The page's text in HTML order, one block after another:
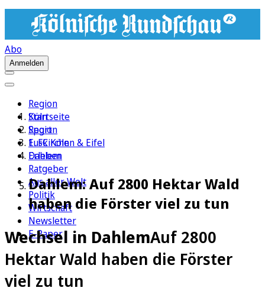
Abo
Anmelden
Region
Köln
Sport
1. FC Köln
Erleben
Ratgeber
Aus aller Welt
Politik
Wirtschaft
Newsletter
E-Paper
Startseite
Region
Euskirchen & Eifel
Dahlem
Dahlem: Auf 2800 Hektar Wald
haben die Förster viel zu tun
Wechsel in DahlemAuf 2800
Hektar Wald haben die Förster
viel zu tun